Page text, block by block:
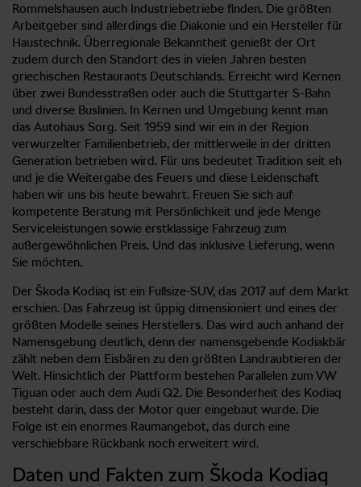
Rommelshausen auch Industriebetriebe finden. Die größten
Arbeitgeber sind allerdings die Diakonie und ein Hersteller für
Haustechnik. Überregionale Bekanntheit genießt der Ort
zudem durch den Standort des in vielen Jahren besten
griechischen Restaurants Deutschlands. Erreicht wird Kernen
über zwei Bundesstraßen oder auch die Stuttgarter S-Bahn
und diverse Buslinien. In Kernen und Umgebung kennt man
das Autohaus Sorg. Seit 1959 sind wir ein in der Region
verwurzelter Familienbetrieb, der mittlerweile in der dritten
Generation betrieben wird. Für uns bedeutet Tradition seit eh
und je die Weitergabe des Feuers und diese Leidenschaft
haben wir uns bis heute bewahrt. Freuen Sie sich auf
kompetente Beratung mit Persönlichkeit und jede Menge
Serviceleistungen sowie erstklassige Fahrzeug zum
außergewöhnlichen Preis. Und das inklusive Lieferung, wenn
Sie möchten.
Der Škoda Kodiaq ist ein Fullsize-SUV, das 2017 auf dem Markt
erschien. Das Fahrzeug ist üppig dimensioniert und eines der
größten Modelle seines Herstellers. Das wird auch anhand der
Namensgebung deutlich, denn der namensgebende Kodiakbär
zählt neben dem Eisbären zu den größten Landraubtieren der
Welt. Hinsichtlich der Plattform bestehen Parallelen zum VW
Tiguan oder auch dem Audi Q2. Die Besonderheit des Kodiaq
besteht darin, dass der Motor quer eingebaut wurde. Die
Folge ist ein enormes Raumangebot, das durch eine
verschiebbare Rückbank noch erweitert wird.
Daten und Fakten zum Škoda Kodiaq